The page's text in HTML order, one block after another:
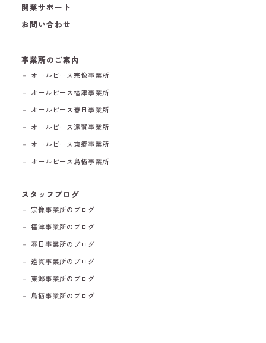
開業サポート
お問い合わせ
事業所のご案内
－ オールピース宗像事業所
－ オールピース福津事業所
－ オールピース春日事業所
－ オールピース遠賀事業所
－ オールピース東郷事業所
－ オールピース鳥栖事業所
スタッフブログ
－ 宗像事業所のブログ
－ 福津事業所のブログ
－ 春日事業所のブログ
－ 遠賀事業所のブログ
－ 東郷事業所のブログ
－ 鳥栖事業所のブログ